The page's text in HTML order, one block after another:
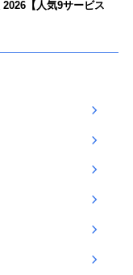
【人気9サービス